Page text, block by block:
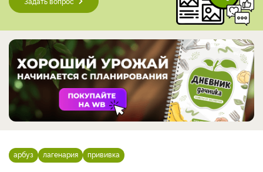
арбуз лагенария прививка